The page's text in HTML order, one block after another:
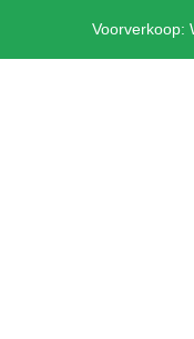
Voorverkoop: